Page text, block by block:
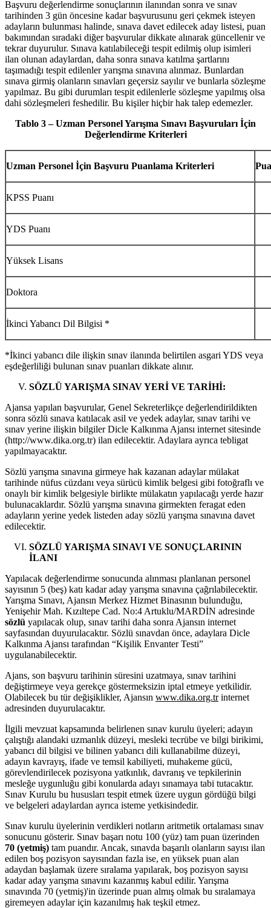
Başvuru değerlendirme sonuçlarının ilanından sonra ve sınav
tarihinden 3 gün öncesine kadar başvurusunu geri çekmek isteyen
adayların bulunması halinde, sınava davet edilecek aday listesi, puan
bakımından sıradaki diğer başvurular dikkate alınarak güncellenir ve
tekrar duyurulur. Sınava katılabileceği tespit edilmiş olup isimleri
ilan olunan adaylardan, daha sonra sınava katılma şartlarını
taşımadığı tespit edilenler yarışma sınavına alınmaz. Bunlardan
sınava girmiş olanların sınavları geçersiz sayılır ve bunlarla sözleşme
yapılmaz. Bu gibi durumları tespit edilenlerle sözleşme yapılmış olsa
dahi sözleşmeleri feshedilir. Bu kişiler hiçbir hak talep edemezler.
Tablo 3 – Uzman Personel Yarışma Sınavı Başvuruları İçin
Değerlendirme Kriterleri
Uzman Personel İçin Başvuru Puanlama Kriterleri
KPSS Puanı
YDS Puanı
Yüksek Lisans
Doktora
İkinci Yabancı Dil Bilgisi *
*İkinci yabancı dile ilişkin sınav ilanında belirtilen asgari YDS veya
eşdeğerliliği bulunan sınav puanları dikkate alınır.
SÖZLÜ YARIŞMA SINAV YERİ VE TARİHİ:
Ajansa yapılan başvurular, Genel Sekreterlikçe değerlendirildikten
sonra sözlü sınava katılacak asil ve yedek adaylar, sınav tarihi ve
sınav yerine ilişkin bilgiler Dicle Kalkınma Ajansı internet sitesinde
(http://www.dika.org.tr) ilan edilecektir. Adaylara ayrıca tebligat
yapılmayacaktır.
Sözlü yarışma sınavına girmeye hak kazanan adaylar mülakat
tarihinde nüfus cüzdanı veya sürücü kimlik belgesi gibi fotoğraflı ve
onaylı bir kimlik belgesiyle birlikte mülakatın yapılacağı yerde hazır
bulunacaklardır. Sözlü yarışma sınavına girmekten feragat eden
adayların yerine yedek listeden aday sözlü yarışma sınavına davet
edilecektir.
SÖZLÜ YARIŞMA SINAVI VE SONUÇLARININ
İLANI
Yapılacak değerlendirme sonucunda alınması planlanan personel
sayısının 5 (beş) katı kadar aday yarışma sınavına çağrılabilecektir.
Yarışma Sınavı, Ajansın Merkez Hizmet Binasının bulunduğu,
Yenişehir Mah. Kızıltepe Cad. No:4 Artuklu/MARDİN adresinde
sözlü yapılacak olup, sınav tarihi daha sonra Ajansın internet
sayfasından duyurulacaktır. Sözlü sınavdan önce, adaylara Dicle
Kalkınma Ajansı tarafından “Kişilik Envanter Testi”
uygulanabilecektir.
Ajans, son başvuru tarihinin süresini uzatmaya, sınav tarihini
değiştirmeye veya gerekçe göstermeksizin iptal etmeye yetkilidir.
Olabilecek bu tür değişiklikler, Ajansın www.dika.org.trinternet
adresinden duyurulacaktır.
İlgili mevzuat kapsamında belirlenen sınav kurulu üyeleri; adayın
çalıştığı alandaki uzmanlık düzeyi, mesleki tecrübe ve bilgi birikimi,
yabancı dil bilgisi ve bilinen yabancı dili kullanabilme düzeyi,
adayın kavrayış, ifade ve temsil kabiliyeti, muhakeme gücü,
görevlendirilecek pozisyona yatkınlık, davranış ve tepkilerinin
mesleğe uygunluğu gibi konularda adayı sınamaya tabi tutacaktır.
Sınav Kurulu bu hususları tespit etmek üzere uygun gördüğü bilgi
ve belgeleri adaylardan ayrıca isteme yetkisindedir.
Sınav kurulu üyelerinin verdikleri notların aritmetik ortalaması sınav
sonucunu gösterir. Sınav başarı notu 100 (yüz) tam puan üzerinden
70 (yetmiş) tam puandır. Ancak, sınavda başarılı olanların sayısı ilan
edilen boş pozisyon sayısından fazla ise, en yüksek puan alan
adaydan başlamak üzere sıralama yapılarak, boş pozisyon sayısı
kadar aday yarışma sınavını kazanmış kabul edilir. Yarışma
sınavında 70 (yetmiş)'in üzerinde puan almış olmak bu sıralamaya
giremeyen adaylar için kazanılmış hak teşkil etmez.